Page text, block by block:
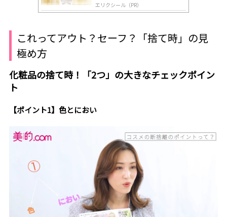
エリクシール（PR）
これってアウト？セーフ？「捨て時」の見
極め方
化粧品の捨て時！「2つ」の大きなチェックポイン
ト
【ポイント1】色とにおい